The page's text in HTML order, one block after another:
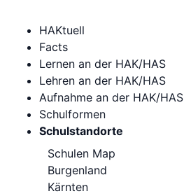
HAKtuell
Facts
Lernen an der HAK/HAS
Lehren an der HAK/HAS
Aufnahme an der HAK/HAS
Schulformen
Schulstandorte
Schulen Map
Burgenland
Kärnten